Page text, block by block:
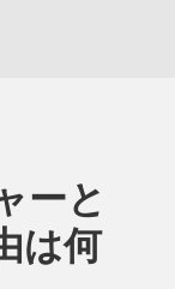
ーと
は何